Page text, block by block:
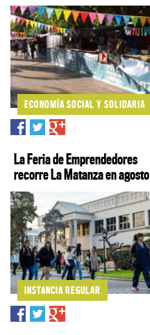
ECONOMÍA SOCIAL Y SOLIDARIA
La Feria de Emprendedores
recorre La Matanza en agosto
INSTANCIA REGULAR